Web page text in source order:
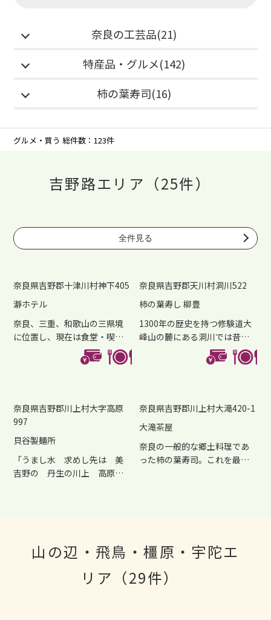
奈良の工芸品(21)
特産品・グルメ(142)
柿の葉寿司(16)
グルメ・買う 総件数：123件
吉野路エリア（25件）
全件見る
奈良県吉野郡十津川村神下405
瀞ホテル
奈良、三重、和歌山の三県境
に位置し、現在は食堂・喫茶
のほか雑貨販売やアクティ...
奈良県吉野郡天川村洞川522
柿の葉寿し 柳豊
1300年の歴史を持つ修験道大
峰山の麓にある洞川では昔か
ら保存食として、また端午...
奈良県吉野郡川上村大字高原
997
貝谷製麺所
「うまし水 求めし先は 美
吉野の 丹生の川上 高原の
奈良県吉野郡川上村大滝420-1
大滝茶屋
奈良の一般的な郷土料理であ
った柿の葉寿司。これを最初
山の辺・飛鳥・橿原・宇陀エ
リア（29件）